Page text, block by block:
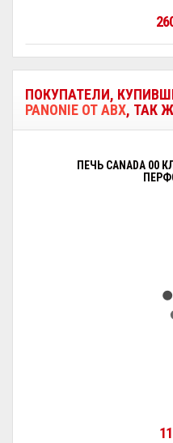
ПОКУПАТЕЛИ,
PANONIE ОТ ABX, ТАК
ПЕЧЬ CANADA 00